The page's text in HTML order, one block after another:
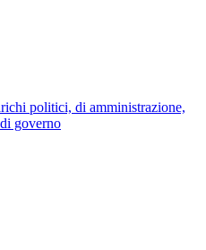
politici, di amministrazione,
governo